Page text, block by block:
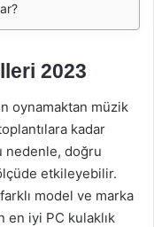
2023
oynamaktan müzik
kadar
nedenle, doğru
etkileyebilir.
model ve marka
en iyi PC kulaklık